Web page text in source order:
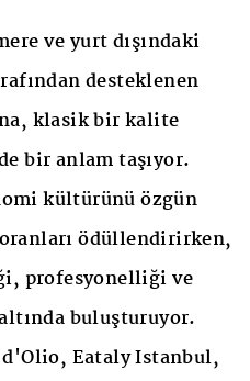
ve yurt dışındaki
desteklenen
klasik bir kalite
bir anlam taşıyor.
kültürünü özgün
ödüllendirirken,
profesyonelliği ve
buluşturuyor.
Eataly Istanbul,